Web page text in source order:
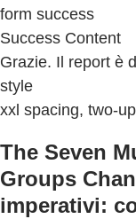
form success
Success Content
Grazie. Il report è
style
xxl spacing, two-
The Seven
Groups
imperativi: